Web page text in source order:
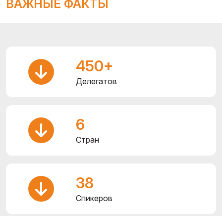
ВАЖНЫЕ ФАКТЫ
450+
Делегатов
6
Стран
38
Спикеров